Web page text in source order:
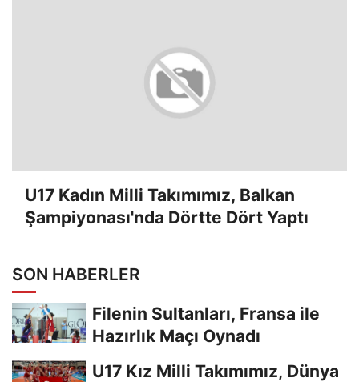
U17 Kadın Milli Takımımız, Balkan
Şampiyonası'nda Dörtte Dört Yaptı
SON HABERLER
Filenin Sultanları, Fransa ile
Hazırlık Maçı Oynadı
U17 Kız Milli Takımımız, Dünya